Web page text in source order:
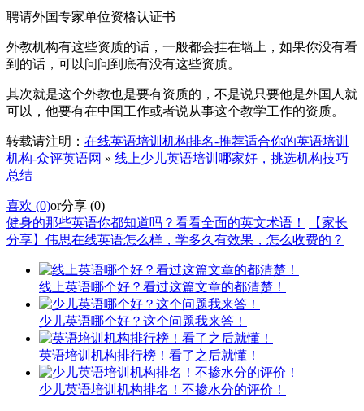
聘请外国专家单位资格认证书
外教机构有这些资质的话，一般都会挂在墙上，如果你没有看
到的话，可以问问到底有没有这些资质。
其次就是这个外教也是要有资质的，不是说只要他是外国人就
可以，他要有在中国工作或者说从事这个教学工作的资质。
转载请注明： 在线英语培训机构排名-推荐适合你的英语培训
机构-众评英语网 » 线上少儿英语培训哪家好，挑选机构技巧
总结
喜欢 (0)or分享 (0)
健身的那些英语你都知道吗？看看全面的英文术语！
【家长
分享】伟思在线英语怎么样，学多久有效果，怎么收费的？
线上英语哪个好？看过这篇文章的都清楚！
少儿英语哪个好？这个问题我来答！
英语培训机构排行榜！看了之后就懂！
少儿英语培训机构排名！不掺水分的评价！